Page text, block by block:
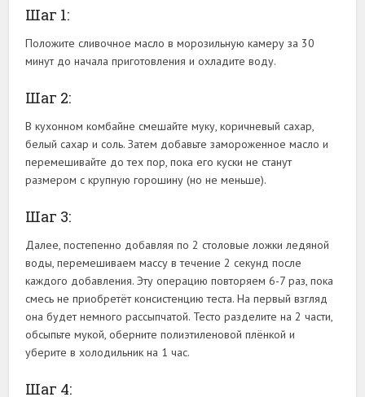
Шаг 1:
Положите сливочное масло в морозильную камеру за 30
минут до начала приготовления и охладите воду.
Шаг 2:
В кухонном комбайне смешайте муку, коричневый сахар,
белый сахар и соль. Затем добавьте замороженное масло и
перемешивайте до тех пор, пока его куски не станут
размером с крупную горошину (но не меньше).
Шаг 3:
Далее, постепенно добавляя по 2 столовые ложки ледяной
воды, перемешиваем массу в течение 2 секунд после
каждого добавления. Эту операцию повторяем 6-7 раз, пока
смесь не приобретёт консистенцию теста. На первый взгляд
она будет немного рассыпчатой. Тесто разделите на 2 части,
обсыпьте мукой, оберните полиэтиленовой плёнкой и
уберите в холодильник на 1 час.
Шаг 4: